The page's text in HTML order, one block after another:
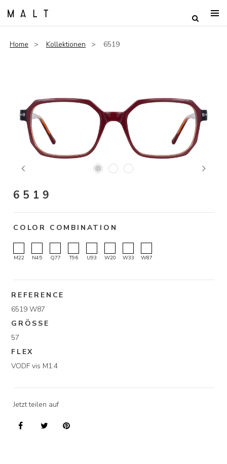
Home Kollektionen 6519
Previous Next
6519
COLOR COMBINATION
M22 N45 Q77 T96 U93 W20 W33 W87
REFERENCE
6519 W87
GRÖSSE
57
FLEX
VODF vis M1.4
Jetzt teilen auf